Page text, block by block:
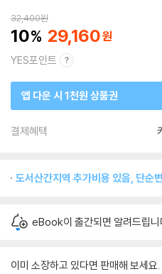
32,400원
10 29,160
YES포인트
앱 다운 시 1천원 상품권
결제혜택
도서산간지역 추가비용 있음, 단순
eBook이 출간되면 알려드립니
이미 소장하고 있다면 판매해 보세요.